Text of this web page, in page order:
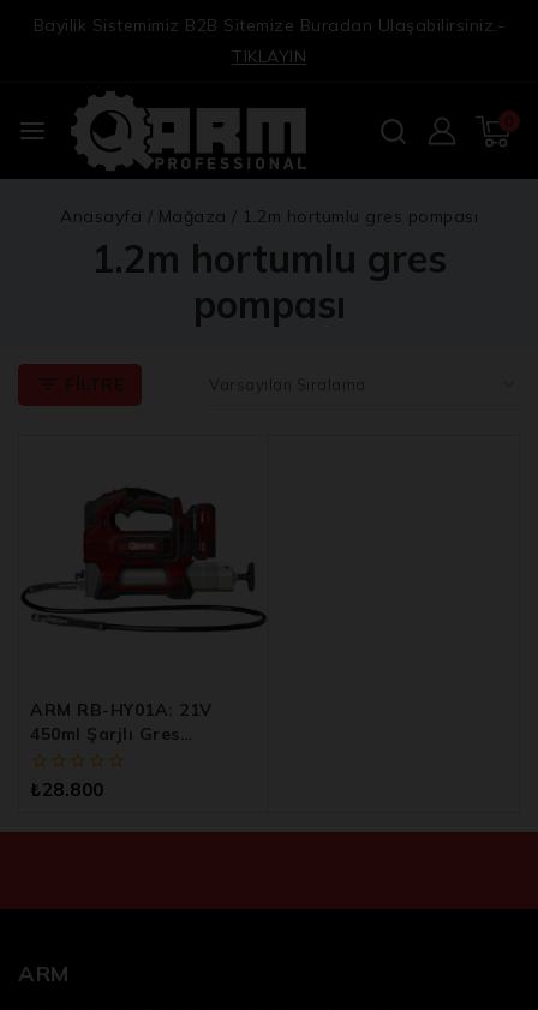
Bayilik Sistemimiz B2B Sitemize Buradan Ulaşabilirsiniz.-
TIKLAYIN
0
Anasayfa / Mağaza / 1.2m hortumlu gres pompası
1.2m hortumlu gres
pompası
FILTRE
ARM RB-HY01A: 21V
450ml Şarjlı Gres
Pompası
0
₺28.800
ARM